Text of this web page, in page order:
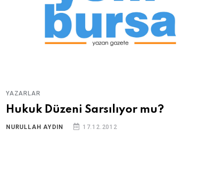
YAZARLAR
Hukuk Düzeni Sarsılıyor mu?
NURULLAH AYDIN 17.12.2012